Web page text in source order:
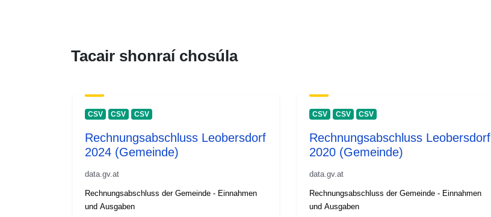
Tacair shonraí chosúla
CSV CSV CSV
Rechnungsabschluss Leobersdorf
2024 (Gemeinde)
data.gv.at
Rechnungsabschluss der Gemeinde - Einnahmen
und Ausgaben
CSV CSV CSV
Rechnungsabschluss Leobersdorf
2020 (Gemeinde)
data.gv.at
Rechnungsabschluss der Gemeinde - Einnahmen
und Ausgaben